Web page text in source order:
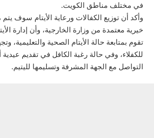
في مختلف مناطق الكويت.
وأكد أن توزيع الكفالات ورعاية الأيتام سوف
خيرية معتمدة من وزارة الخارجية، وأن إدارة
تقوم بمتابعة حالة الأيتام الصحية والتعليمية،
للكفلاء، وفي حالة رغبة الكافل في تقديم عيدية
التواصل مع الجهة المشرفة وتسليمها لليتيم.